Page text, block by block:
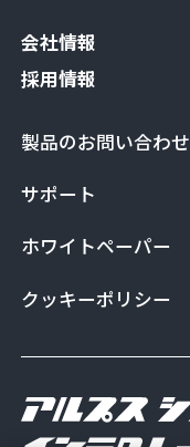
会社情報
採用情報
製品のお問い合わせ
サポート
ホワイトペーパー
クッキーポリシー